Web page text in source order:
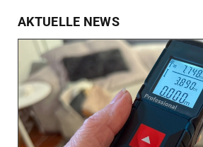
AKTUELLE NEWS